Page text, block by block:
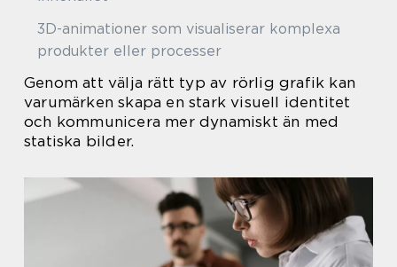
3D-animationer som visualiserar komplexa
produkter eller processer
Genom att välja rätt typ av rörlig grafik kan
varumärken skapa en stark visuell identitet
och kommunicera mer dynamiskt än med
statiska bilder.